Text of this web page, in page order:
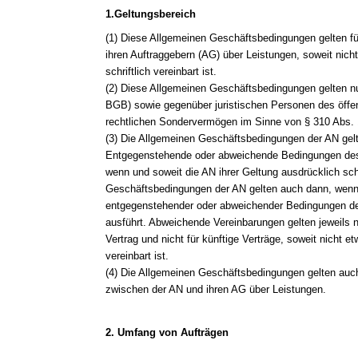
1.Geltungsbereich
(1) Diese Allgemeinen Geschäftsbedingungen gelten
ihren Auftraggebern (AG) über Leistungen, soweit
schriftlich vereinbart ist.
(2) Diese Allgemeinen Geschäftsbedingungen gelten
BGB) sowie gegenüber juristischen Personen des
rechtlichen Sondervermögen im Sinne von § 310
(3) Die Allgemeinen Geschäftsbedingungen der AN
Entgegenstehende oder abweichende Bedingungen
wenn und soweit die AN ihrer Geltung ausdrücklich
Geschäftsbedingungen der AN gelten auch dann,
entgegenstehender oder abweichender Bedingungen
ausführt. Abweichende Vereinbarungen gelten jeweils
Vertrag und nicht für künftige Verträge, soweit nicht
vereinbart ist.
(4) Die Allgemeinen Geschäftsbedingungen gelten
zwischen der AN und ihren AG über Leistungen.
2. Umfang von Aufträgen